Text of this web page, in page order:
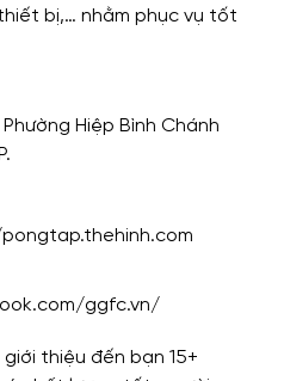
bị,… nhằm phục vụ tốt
Hiệp Bình Chánh
ggfc.vn/